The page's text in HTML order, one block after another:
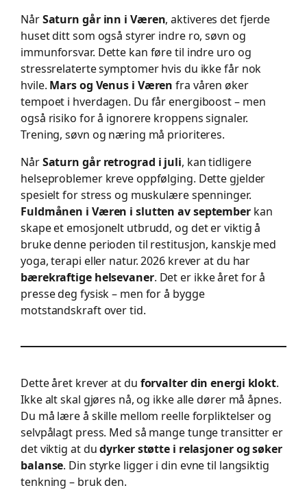
NårSaturn går inn i Væren, aktiveres det fjerde
huset ditt som også styrer indre ro, søvn og
immunforsvar. Dette kan føre til indre uro og
stressrelaterte symptomer hvis du ikke får nok
hvile. Mars og Venus i Væren fra våren øker
tempoet i hverdagen. Du får energiboost – men
også risiko for å ignorere kroppens signaler.
Trening, søvn og næring må prioriteres.
NårSaturn går retrograd i juli, kan tidligere
helseproblemer kreve oppfølging. Dette gjelder
spesielt for stress og muskulære spenninger.
Fuldmånen i Væren i slutten av september kan
skape et emosjonelt utbrudd, og det er viktig å
bruke denne perioden til restitusjon, kanskje med
yoga, terapi eller natur. 2026 krever at du har
bærekraftige helsevaner. Det er ikke året for å
presse deg fysisk – men for å bygge
motstandskraft over tid.
Dette året krever at du forvalter din energi klokt.
Ikke alt skal gjøres nå, og ikke alle dører må åpnes.
Du må lære å skille mellom reelle forpliktelser og
selvpålagt press. Med så mange tunge transitter er
det viktig at dudyrker støtte i relasjoner og søker
balanse. Din styrke ligger i din evne til langsiktig
tenkning – bruk den.